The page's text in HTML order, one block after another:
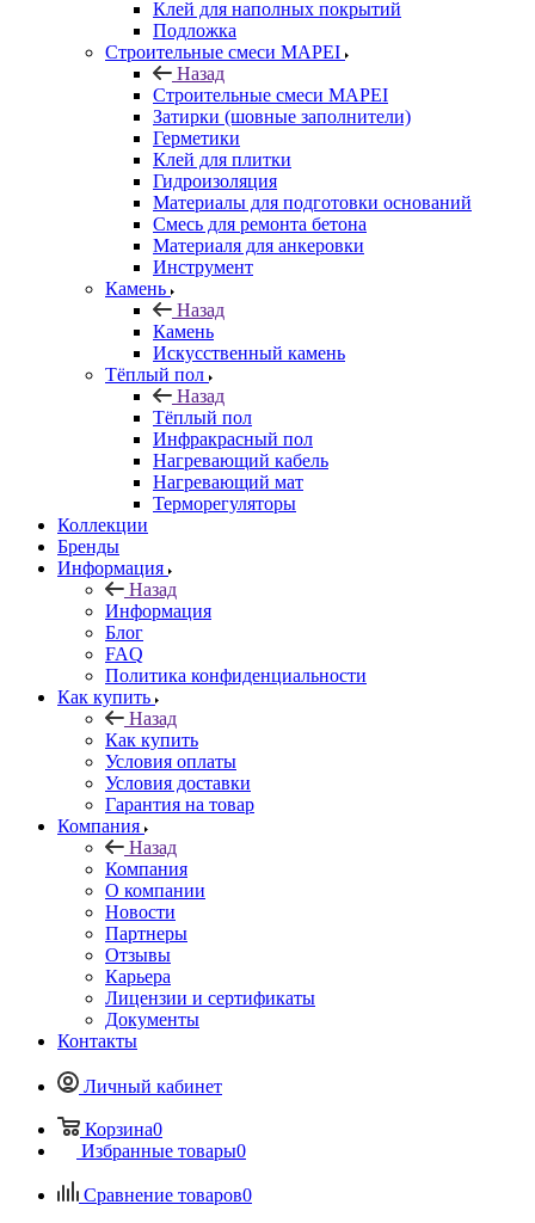
Клей для наполных покрытий
Подложка
Строительные смеси MAPEI
Назад
Строительные смеси MAPEI
Затирки (шовные заполнители)
Герметики
Клей для плитки
Гидроизоляция
Материалы для подготовки оснований
Смесь для ремонта бетона
Материаля для анкеровки
Инструмент
Камень
Назад
Камень
Искусственный камень
Тёплый пол
Назад
Тёплый пол
Инфракрасный пол
Нагревающий кабель
Нагревающий мат
Терморегуляторы
Коллекции
Бренды
Информация
Назад
Информация
Блог
FAQ
Политика конфиденциальности
Как купить
Назад
Как купить
Условия оплаты
Условия доставки
Гарантия на товар
Компания
Назад
Компания
О компании
Новости
Партнеры
Отзывы
Карьера
Лицензии и сертификаты
Документы
Контакты
Личный кабинет
Корзина0
Избранные товары0
Сравнение товаров0